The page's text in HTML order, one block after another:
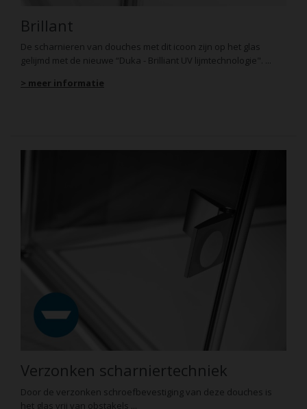
Brillant
De scharnieren van douches met dit icoon zijn op het glas
gelijmd met de nieuwe “Duka - Brilliant UV lijmtechnologie". ...
> meer informatie
Verzonken scharniertechniek
Door de verzonken schroefbevestiging van deze douches is
het glas vrij van obstakels ...